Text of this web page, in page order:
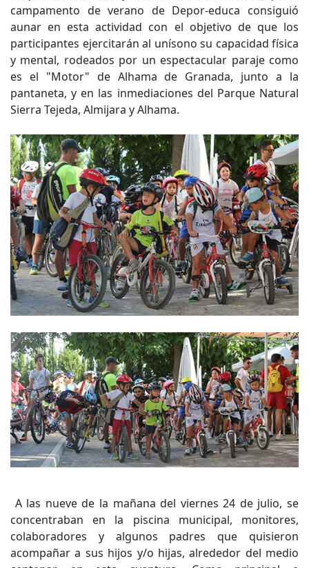
campamento de verano de Depor-educa consiguió
aunar en esta actividad con el objetivo de que los
participantes ejercitarán al unísono su capacidad física
y mental, rodeados por un espectacular paraje como
es el "Motor" de Alhama de Granada, junto a la
pantaneta, y en las inmediaciones del Parque Natural
Sierra Tejeda, Almijara y Alhama.
A las nueve de la mañana del viernes 24 de julio, se
concentraban en la piscina municipal, monitores,
colaboradores y algunos padres que quisieron
acompañar a sus hijos y/o hijas, alrededor del medio